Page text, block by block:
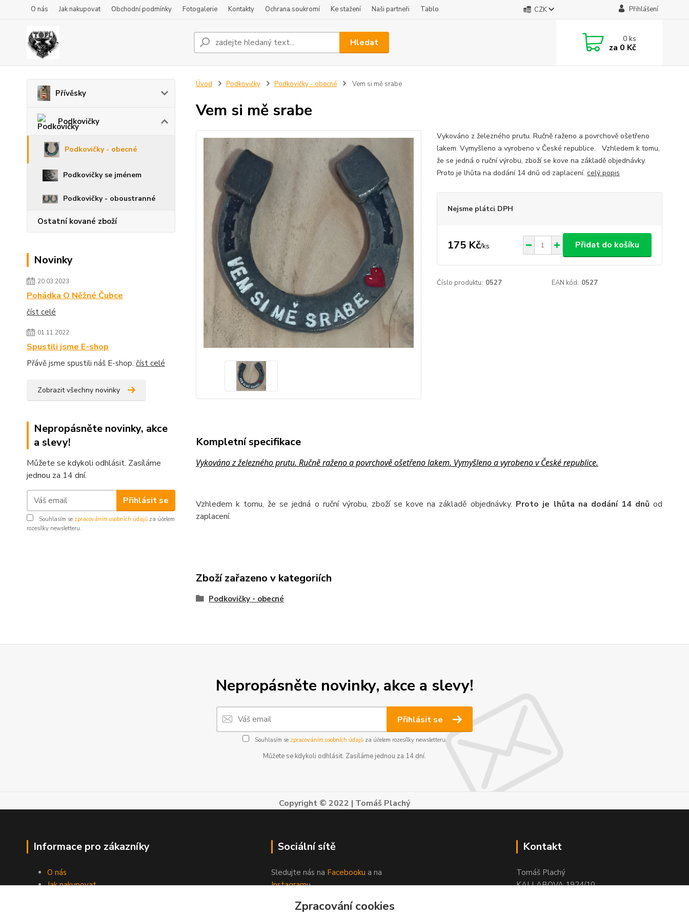
O nás Jak nakupovat Obchodní podmínky Fotogalerie Kontakty Ochrana soukromí Ke stažení Naši partneři Tablo CZK Přihlášení
Hledat 0ks
za 0 Kč
Přívěsky
Podkovičky
Podkovičky - obecné
Podkovičky se jménem
Podkovičky - oboustranné
Ostatní kované zboží
Novinky
20.03.2023
Pohádka O Něžné Čubce
číst celé
01.11.2022
Spustili jsme E-shop
Přávě jsme spustili náš E-shop. číst celé
Zobrazit všechny novinky
Nepropásněte novinky, akce
a slevy!
Můžete se kdykoli odhlásit. Zasíláme
jednou za 14 dní.
Přihlásit se
Souhlasím se zpracováním osobních údajů za účelem
rozesílky newsletteru.
Úvod Podkovičky Podkovičky - obecné Vem si mě srabe
Vem si mě srabe
Vykováno z železného prutu. Ručně raženo a povrchově ošetřeno
lakem. Vymyšleno a vyrobeno v České republice. Vzhledem k tomu,
že se jedná o ruční výrobu, zboží se kove na základě objednávky.
Proto je lhůta na dodání 14 dnů od zaplacení. celý popis
Nejsme plátci DPH
175 Kč/ks Přidat do košíku
Číslo produktu: 0527 EAN kód: 0527
Kompletní specifikace
Vykováno z železného prutu. Ručně raženo a povrchově ošetřeno lakem. Vymyšleno a vyrobeno v České republice.
Vzhledem k tomu, že se jedná o ruční výrobu, zboží se kove na základě objednávky. Proto je lhůta na dodání 14 dnůod
zaplacení.
Zboží zařazeno v kategoriích
Podkovičky - obecné
Nepropásněte novinky, akce a slevy!
Přihlásit se
Souhlasím se zpracováním osobních údajůza účelem rozesílky newsletteru.
Můžete se kdykoli odhlásit. Zasíláme jednou za 14 dní.
Copyright © 2022 | Tomáš Plachý
Informace pro zákazníky
O nás
Jak nakupovat
Sociální sítě
Sledujte nás na Facebooku a na
Instagramu.
Kontakt
Tomáš Plachý
KALLABOVA 1924/10
Zpracování cookies